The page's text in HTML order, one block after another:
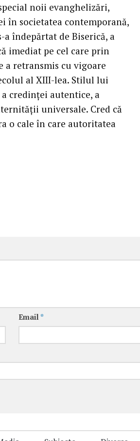
noii evanghelizări,
în societatea contemporană,
îndepărtat de Biserică, a
imediat pe cel care prin
a retransmis cu vigoare
al XIII-lea. Stilul lui
credinţei autentice, a
universale. Cred că
o cale în care autoritatea
Email *